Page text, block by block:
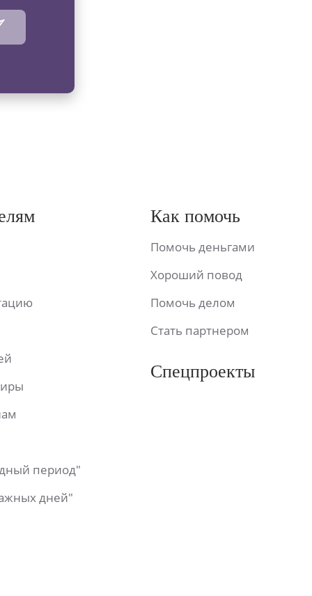
период"
дней"
Как помочь
Помочь деньгами
Хороший повод
Помочь делом
Стать партнером
Спецпроекты